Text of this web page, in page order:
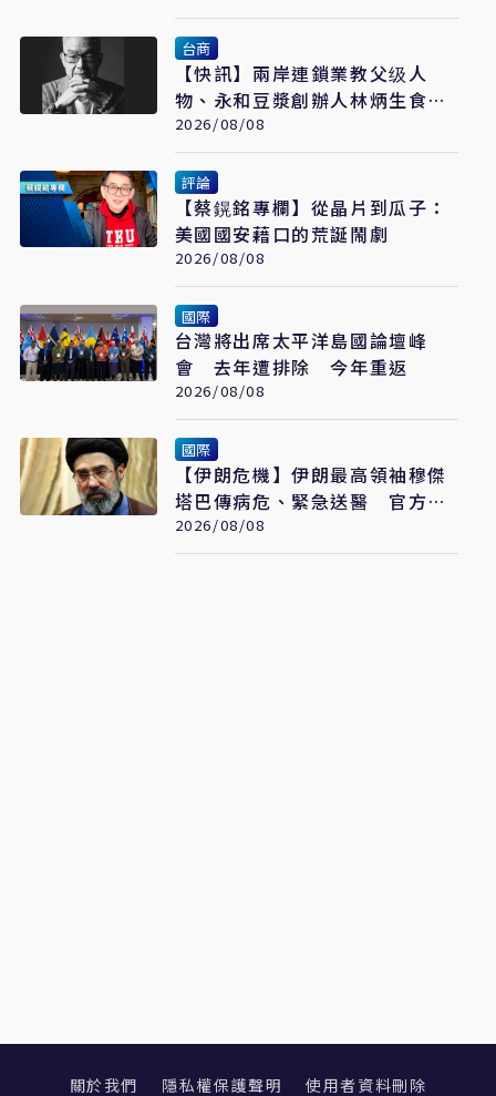
台商
【快訊】兩岸連鎖業教父级人
物、永和豆漿創辦人林炳生食道
癌病逝 享年70歲
2026/08/08
評論
【蔡鎤銘專欄】從晶片到瓜子：
美國國安藉口的荒誕鬧劇
2026/08/08
國際
台灣將出席太平洋島國論壇峰
會 去年遭排除 今年重返
2026/08/08
國際
【伊朗危機】伊朗最高領袖穆傑
塔巴傳病危、緊急送醫 官方未
證實
2026/08/08
關於我們 隱私權保護聲明 使用者資料刪除